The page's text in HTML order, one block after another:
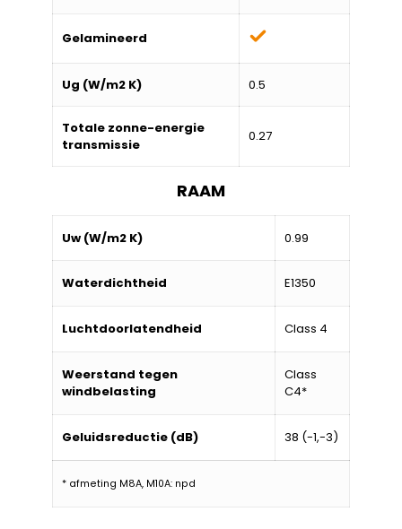
Gelamineerd
Ug (W/m2 K) 0.5
Totale zonne-energie
transmissie
0.27
RAAM
Uw (W/m2 K) 0.99
Waterdichtheid E1350
Luchtdoorlatendheid Class 4
Weerstand tegen
windbelasting
Class
C4*
Geluidsreductie (dB) 38 (-1,-3)
* afmeting M8A, M10A: npd